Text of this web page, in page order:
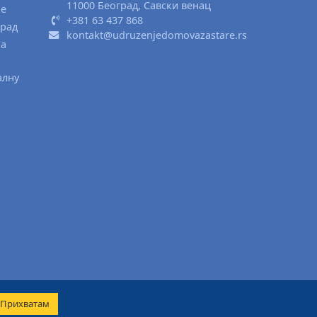
11000 Београд, Савски венац
+381 63 437 868
kontakt@udruzenjedomovazastare.rs
Прихватам